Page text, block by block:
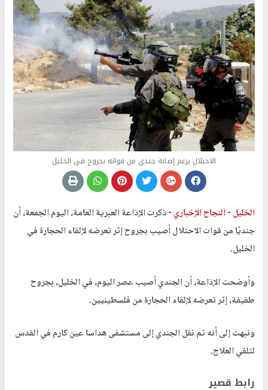
الاحتلال يزعم إصابة جندي من قواته بجروح في الخليل
الخليل -النجاح الإخباري -ذكرت الإذاعة العبرية العامة، اليوم الجمعة، أن
جنديًا من قوات الاحتلال أصيب بجروح إثر تعرضه لإلقاء الحجارة في
الخليل.
وأوضحت الإذاعة، أن الجندي أصيب عصر اليوم، في الخليل، بجروح
طفيفة، إثر تعرضه لإلقاء الحجارة من فلسطينيين.
ونبهت إلى أنه تم نقل الجندي إلى مستشفى هداسا عين كارم في القدس
لتلقي العلاج.
رابط قصير